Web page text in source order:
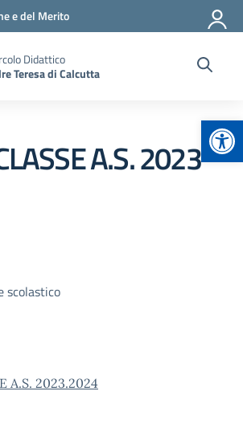
e del Merito
Didattico
Teresa di Calcutta
A.S. 2023
scolastico
A.S. 2023.2024